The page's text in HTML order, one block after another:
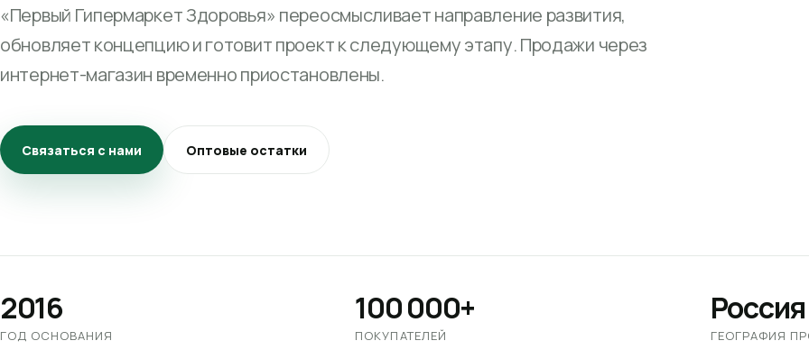
«Первый Гипермаркет Здоровья» переосмысливает направление развития,
обновляет концепцию и готовит проект к следующему этапу. Продажи через
интернет-магазин временно приостановлены.
Связаться с нами Оптовые остатки
2016
ГОД ОСНОВАНИЯ
100 000+
ПОКУПАТЕЛЕЙ
Россия
ГЕОГРАФИЯ